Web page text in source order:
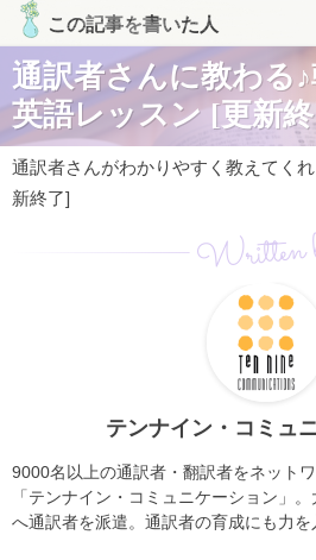
この記事を書いた人
通訳者さんに教わる
英語レッスン [更新
通訳者さんがわかりやすく教えてく
新終了]
Written
テンナイン・コミュ
9000名以上の通訳者・翻訳者をネット
「テンナイン・コミュニケーション」
へ通訳者を派遣。通訳者の育成にも力を